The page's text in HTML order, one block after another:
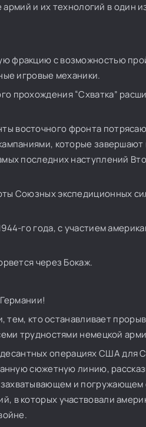
армий и их технологий в один
фракцию с возможностью
игровые механики.
прохождения “Схватка”
восточного фронта
которые
последних наступлений
Союзных экспедиционных
го года, с участием
через Бокаж.
тем, кто останавливает
трудностями немецкой
операциях США для
сюжетную линию,
и
в которых участвовали